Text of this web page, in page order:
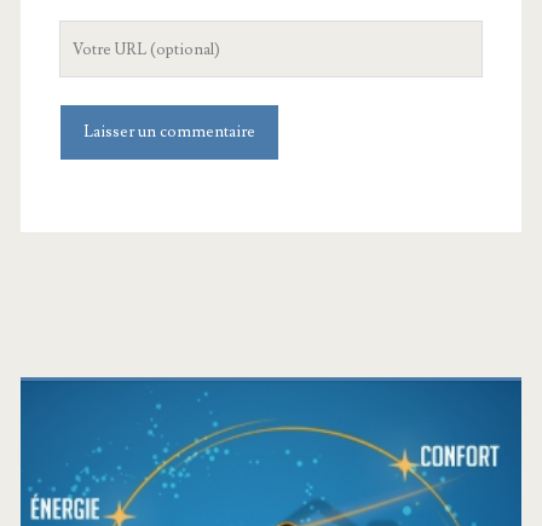
site
Barre
latérale
principale